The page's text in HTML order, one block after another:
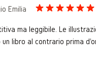
Emilia
ma leggibile. Le
libro al contrario prima